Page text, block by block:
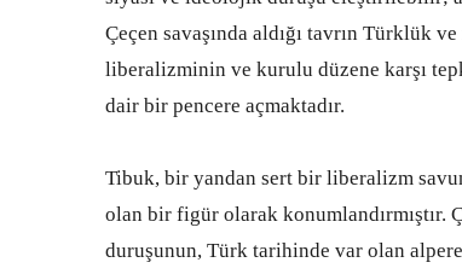
Çeçen savaşında aldığı tavrın Türklük
liberalizminin ve kurulu düzene karşı
dair bir pencere açmaktadır.
Tibuk, bir yandan sert bir liberalizm
olan bir figür olarak konumlandırmıştır.
duruşunun, Türk tarihinde var olan